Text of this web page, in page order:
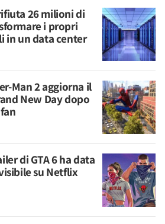
26 milioni di
i propri
in un data center
Man 2 aggiorna il
New Day dopo
di GTA 6 ha data
su Netflix